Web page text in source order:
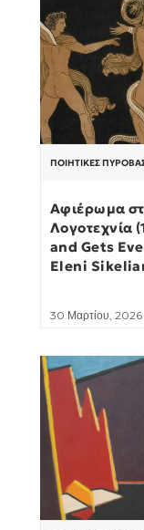
ΠΟΙΗΤΙΚΈΣ
Αφιέρωμα
Λογοτεχνία
and Gets
Eleni
30 Μαρτίου, 2026